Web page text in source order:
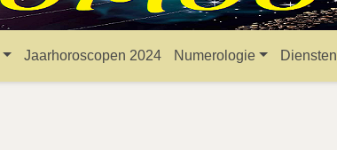
Jaarhoroscopen 2024 Numerologie Diensten